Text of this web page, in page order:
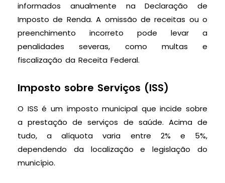
informados anualmente na Declaração de
Imposto de Renda. A omissão de receitas ou o
preenchimento incorreto pode levar a
penalidades severas, como multas e
fiscalização da Receita Federal.
Imposto sobre Serviços (ISS)
O ISS é um imposto municipal que incide sobre
a prestação de serviços de saúde. Acima de
tudo, a alíquota varia entre 2% e 5%,
dependendo da localização e legislação do
município.